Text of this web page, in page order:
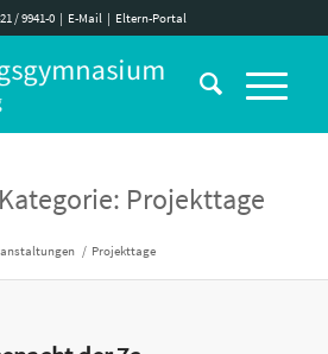
/ 9941-0| E-Mail| Eltern-Portal
Projekttage
/ Projekttage